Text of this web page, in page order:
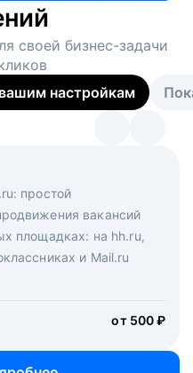
своей бизнес-задачи
настройкам
простой
вакансий
площадках: на hh.ru,
и Mail.ru
от 500 ₽
на главной странице
откликов
сколько
и за дело возьмутся
менеджеры
инструментов